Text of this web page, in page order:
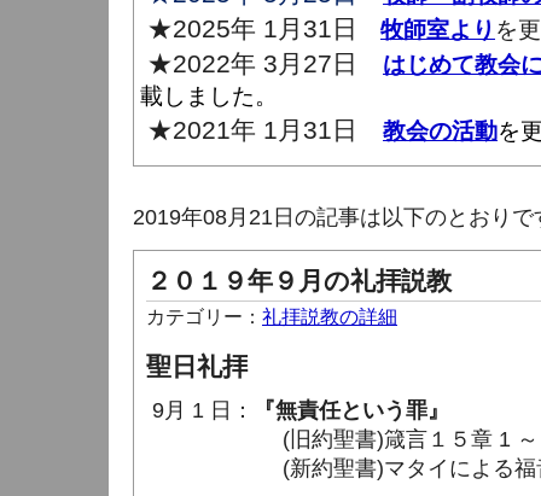
★2025年 1月31日 牧師室より を
★2022年 3月27日
はじめて教会
載しました。
★2021年 1月31日 教会の活動を
2019年08月21日の記事は以下のとおりで
２０１９年９月の礼拝説教
カテゴリー： 礼拝説教の詳細
聖日礼拝
9月 1 日：
『無責任という罪』
(旧約聖書)箴言１５章 1 ～
(新約聖書)マタイによる福音